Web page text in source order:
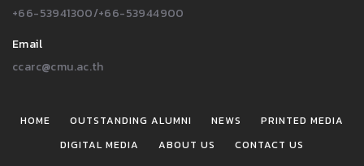
+66-53941300/+66-53944900
Email
ccarc@cmu.ac.th
HOME OUTSTANDING ALUMNI NEWS
PRINTED MEDIA
DIGITAL MEDIA
ABOUT US CONTACT US